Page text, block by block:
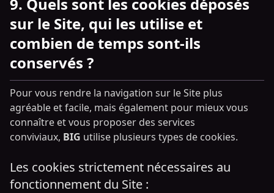
sur le Site, qui les utilise et
combien de temps sont-ils
conservés ?
Pour vous rendre la navigation sur le Site plus
agréable et facile, mais également pour mieux vous
connaître et vous proposer des services
conviviaux, BIG utilise plusieurs types de cookies.
Les cookies strictement nécessaires au
fonctionnement du Site :